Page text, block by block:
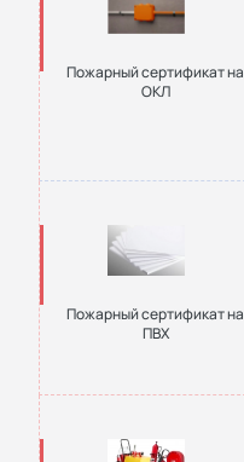
Пожарный сертификат на
ОКЛ
Пожарный сертификат на
ПВХ